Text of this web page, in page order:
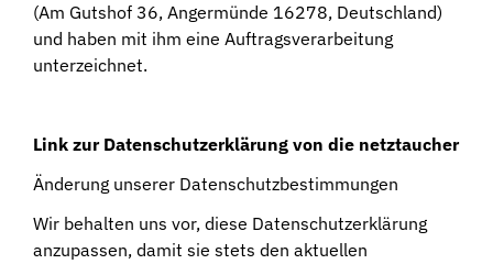
(Am Gutshof 36, Angermünde 16278, Deutschland)
und haben mit ihm eine Auftragsverarbeitung
unterzeichnet.
Link zur Datenschutzerklärung von die netztaucher
Änderung unserer Datenschutzbestimmungen
Wir behalten uns vor, diese Datenschutzerklärung
anzupassen, damit sie stets den aktuellen